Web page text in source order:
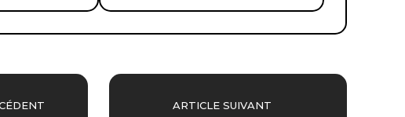
ARTICLE SUIVANT